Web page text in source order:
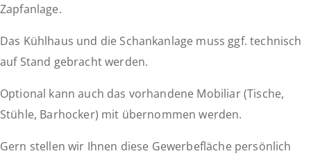
Zapfanlage.
Das Kühlhaus und die Schankanlage muss ggf. technisch
auf Stand gebracht werden.
Optional kann auch das vorhandene Mobiliar (Tische,
Stühle, Barhocker) mit übernommen werden.
Gern stellen wir Ihnen diese Gewerbefläche persönlich